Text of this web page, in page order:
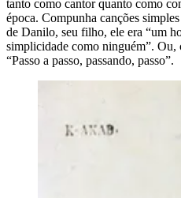
tanto como cantor quanto como
época. Compunha canções
de Danilo, seu filho, ele era “um
simplicidade como ninguém”.
“Passo a passo, passando, passo”.